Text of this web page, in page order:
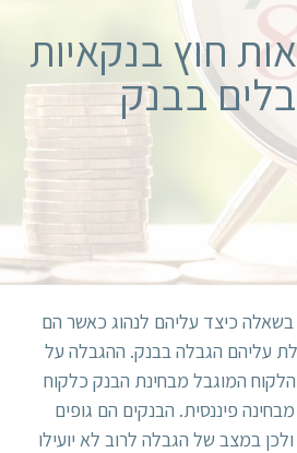
חוץ בנקאיות
בבנק
בשאלה כיצד עליהם לנהוג כאשר הם
עליהם הגבלה בבנק. ההגבלה על
המוגבל מבחינת הבנק כלקוח
פיננסית. הבנקים הם גופים
ולכן במצב של הגבלה לרוב לא יועילו